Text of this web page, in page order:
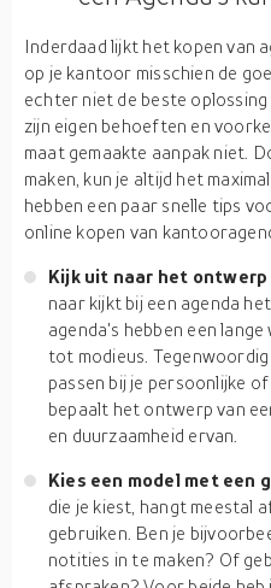
Inderdaad lijkt het kopen van
op je kantoor misschien de
echter niet de beste
zijn eigen behoeften en
maat gemaakte aanpak niet.
maken, kun je altijd het
hebben een paar snelle tips
online kopen van
Kijk uit naar het ontwerp
naar kijkt bij een agenda
agenda's hebben een
tot modieus.
passen bij je persoonlijke
bepaalt het ontwerp van
en duurzaamheid ervan.
Kies een model met een
die je kiest, hangt meestal
gebruiken. Ben je
notities in te maken? Of